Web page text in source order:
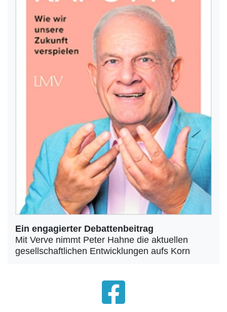
Ein engagierter Debattenbeitrag
Mit Verve nimmt Peter Hahne die aktuellen
gesellschaftlichen Entwicklungen aufs Korn